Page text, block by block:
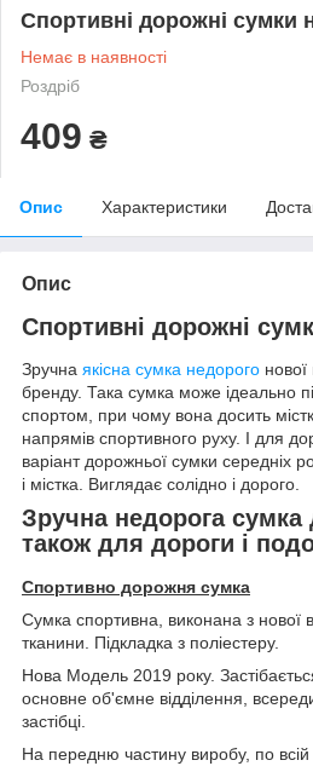
Спортивні дорожні сумки
Немає в наявності
Роздріб
409 ₴
Опис Характеристики
Опис
Спортивні дорожні
Зручна якісна сумка недорого нової
бренду. Така сумка може ідеально
спортом, при чому вона досить
напрямів спортивного руху. І для
варіант дорожньої сумки середніх
і містка. Виглядає солідно і дорого.
Зручна недорога сумка
також для дороги і
Спортивно дорожня сумка
Сумка спортивна, виконана з нової
тканини. Підкладка з поліестеру.
Нова Модель 2019 року.
основне об'ємне відділення,
застібці.
На передню частину виробу, по